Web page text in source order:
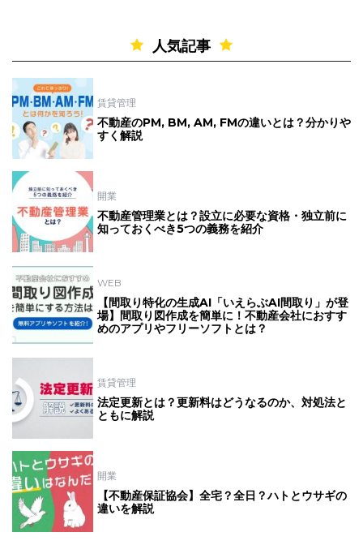
人気記事
賃貸管理
不動産のPM, BM, AM, FMの違いとは？分かりや
すく解説
開業
不動産管理業とは？設立に必要な資格・独立前に
知っておくべき5つの義務を紹介
WEB
【間取り特化の生成AI「いえらぶAI間取り」が登
場】間取り図作成を簡単に！不動産会社におすす
めのアプリやフリーソフトとは？
賃貸管理
法定更新とは？更新料はどうなるのか、対処法と
ともに解説
開業
【不動産保証協会】全宅？全日？ハトとウサギの
違いを解説